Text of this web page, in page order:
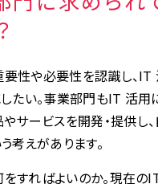
性や必要性を認識し、
たい。事業部門もIT 活用
サービスを開発・提供し
考えがあります。
すればよいのか。現在